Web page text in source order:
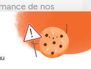
de nos
bénéficie
pour une